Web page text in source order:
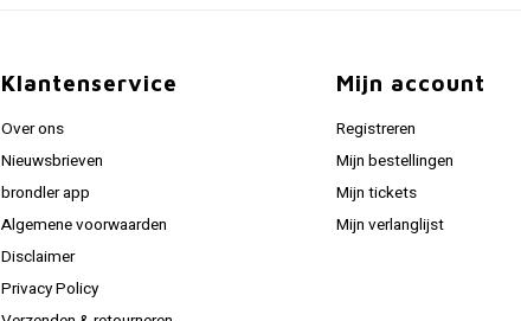
Klantenservice
Over ons
Nieuwsbrieven
brondler app
Algemene voorwaarden
Disclaimer
Privacy Policy
Mijn account
Registreren
Mijn bestellingen
Mijn tickets
Mijn verlanglijst